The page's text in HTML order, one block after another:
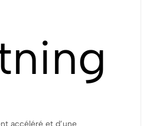
accéléré et d’une